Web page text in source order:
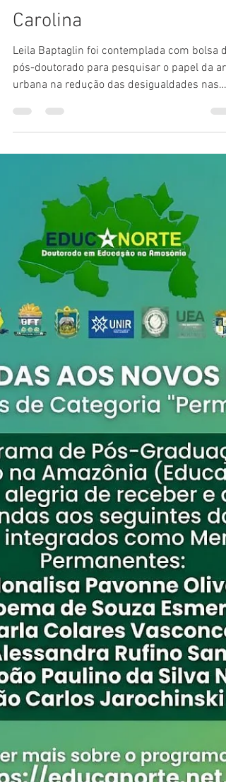
vai discutir arte urbana,
educação e migração com
bolsa da Fundación
experiências de imigração em Roraima, no
Brasil, e Barcelona, na Espanha.